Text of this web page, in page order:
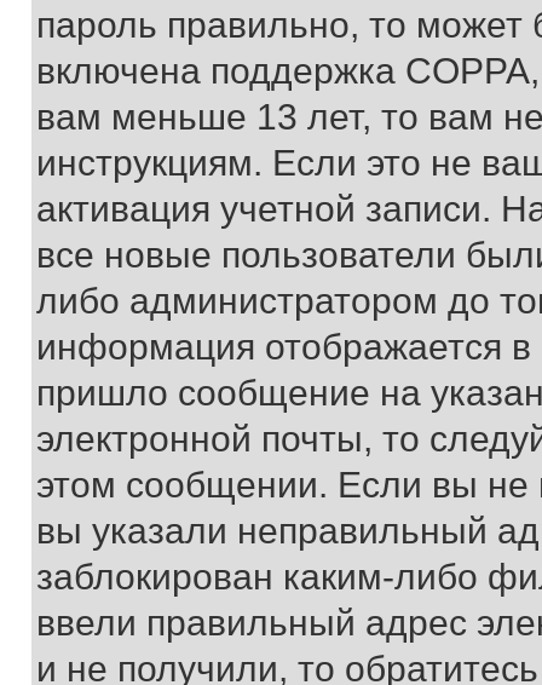
пароль правильно, то может
включена поддержка
вам меньше 13 лет, то вам
инструкциям. Если это не
активация учетной записи.
все новые пользователи
либо администратором до
информация отображается
пришло сообщение на
электронной почты, то
этом сообщении. Если вы
вы указали неправильный
заблокирован каким-либо
ввели правильный адрес
и не получили, то